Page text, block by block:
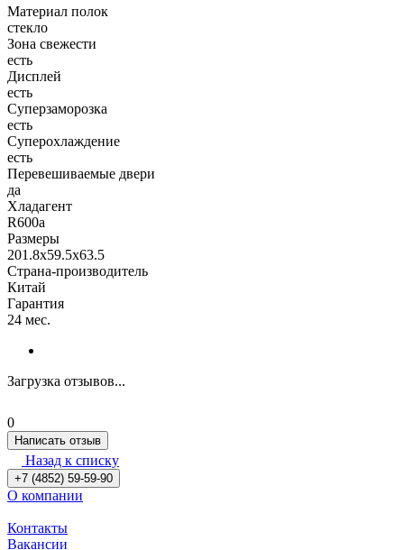
Материал полок
стекло
Зона свежести
есть
Дисплей
есть
Суперзаморозка
есть
Суперохлаждение
есть
Перевешиваемые двери
да
Хладагент
R600a
Размеры
201.8x59.5x63.5
Страна-производитель
Китай
Гарантия
24 мес.
Загрузка отзывов...
0
Написать отзыв
Назад к списку
+7 (4852) 59-59-90
О компании
Контакты
Вакансии